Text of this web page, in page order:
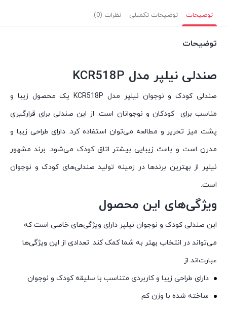
توضیحات توضیحات تکمیلی نظرات (0)
توضیحات
صندلی نیلپر مدل KCR518P
صندلی کودک و نوجوان نیلپر مدل KCR518P یک محصول زیبا و
مناسب برای کودکان و نوجوانان است. از این صندلی برای قرارگیری
پشت میز تحریر و مطالعه می‌توان استفاده کرد. دارای طراحی زیبا و
مدرن است و باعث زیبایی بیشتر اتاق کودک می‌شود. برند مشهور
نیلپر از بهترین‌ برندها در زمینه تولید صندلی‌های کودک و نوجوان
است.
ویژگی‌های این محصول
این صندلی کودک و نوجوان نیلپر دارای ویژگی‌های خاصی است که
می‌تواند در انتخاب بهتر به شما کمک کند. تعدادی از این ویژگی‌ها
عبارت‌اند از:
دارای طراحی زیبا و کاربردی متناسب با سلیقه کودک و نوجوان
ساخته شده با وزن کم